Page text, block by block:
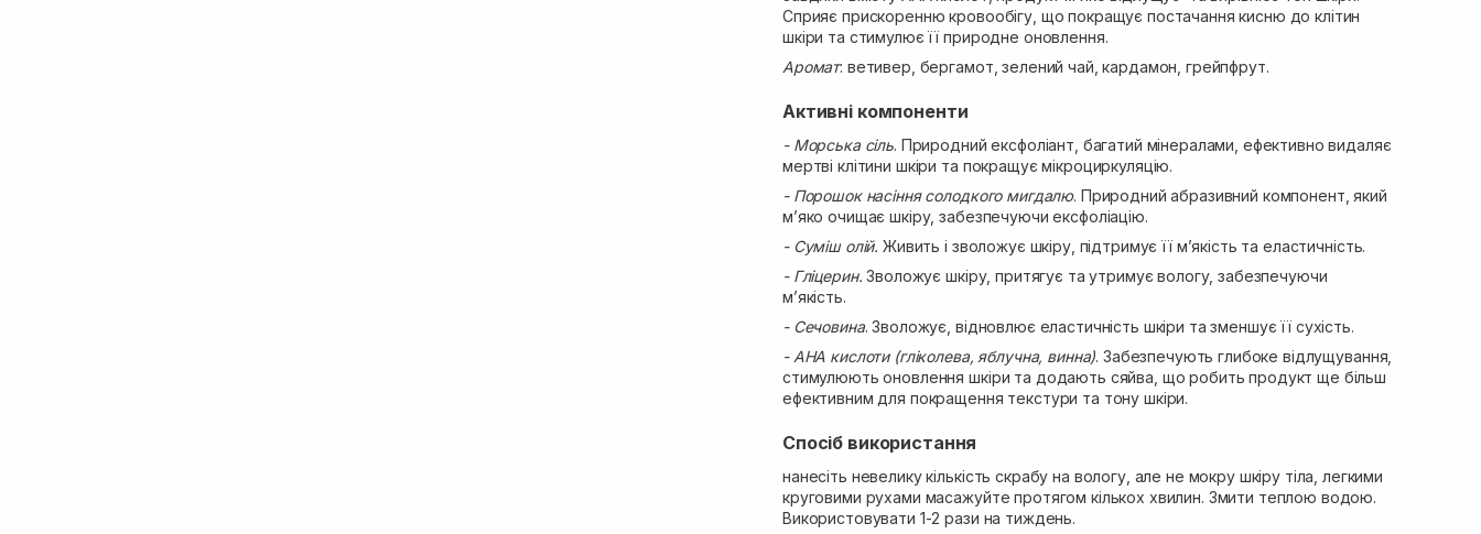
Сприяє прискоренню кровообігу, що покращує постачання кисню до клітин
шкіри та стимулює її природне оновлення.
Аромат: ветивер, бергамот, зелений чай, кардамон, грейпфрут.
Активні компоненти
- Морська сіль. Природний ексфоліант, багатий мінералами, ефективно видаляє
мертві клітини шкіри та покращує мікроциркуляцію.
- Порошок насіння солодкого мигдалю. Природний абразивний компонент, який
м’яко очищає шкіру, забезпечуючи ексфоліацію.
- Суміш олій. Живить і зволожує шкіру, підтримує її м’якість та еластичність.
- Гліцерин.Зволожує шкіру, притягує та утримує вологу, забезпечуючи
м’якість.
- Сечовина. Зволожує, відновлює еластичність шкіри та зменшує її сухість.
- AHA кислоти (гліколева, яблучна, винна). Забезпечують глибоке відлущування,
стимулюють оновлення шкіри та додають сяйва, що робить продукт ще більш
ефективним для покращення текстури та тону шкіри.
Спосіб використання
нанесіть невелику кількість скрабу на вологу, але не мокру шкіру тіла, легкими
круговими рухами масажуйте протягом кількох хвилин. Змити теплою водою.
Використовувати 1-2 рази на тиждень.